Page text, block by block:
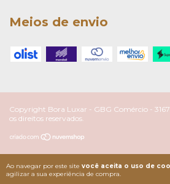
Ao navegar por este site você aceita o uso de
agilizar a sua experiência de compra.
Meios de envio
Copyright Bora Luxar - GBG Comércio -
os direitos reservados.